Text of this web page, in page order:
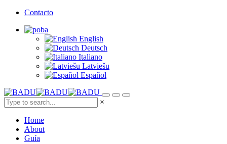
Contacto
English
Deutsch
Italiano
Latviešu
Español
×
Home
About
Guía